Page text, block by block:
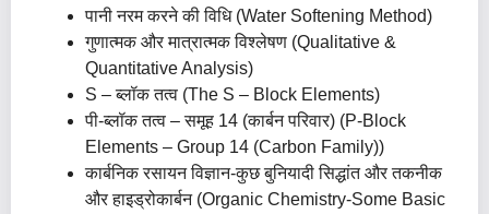
पानी नरम करने की विधि (Water Softening Method)
गुणात्मक और मात्रात्मक विश्लेषण (Qualitative &
Quantitative Analysis)
S – ब्लॉक तत्व (The S – Block Elements)
पी-ब्लॉक तत्व – समूह 14 (कार्बन परिवार) (P-Block
Elements – Group 14 (carbon Family))
कार्बनिक रसायन विज्ञान-कुछ बुनियादी सिद्धांत और तकनीक
और हाइड्रोकार्बन (Organic Chemistry-Some Basic